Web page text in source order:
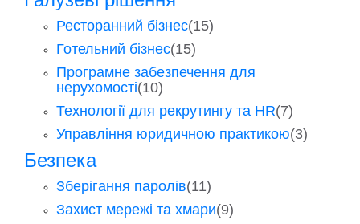
Ресторанний бізнес(15)
Готельний бізнес(15)
Програмне забезпечення для
нерухомості(10)
Технології для рекрутингу та HR(7)
Управління юридичною практикою(3)
Безпека
Зберігання паролів(11)
Захист мережі та хмари(9)